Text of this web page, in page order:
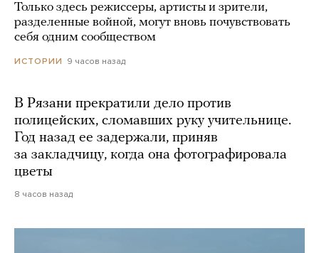
Только здесь режиссеры, артисты и зрители,
разделенные войной, могут вновь почувствовать
себя одним сообществом
ИСТОРИИ 9 часов назад
В Рязани прекратили дело против
полицейских, сломавших руку учительнице.
Год назад ее задержали, приняв
за закладчицу, когда она фотографировала
цветы
8 часов назад